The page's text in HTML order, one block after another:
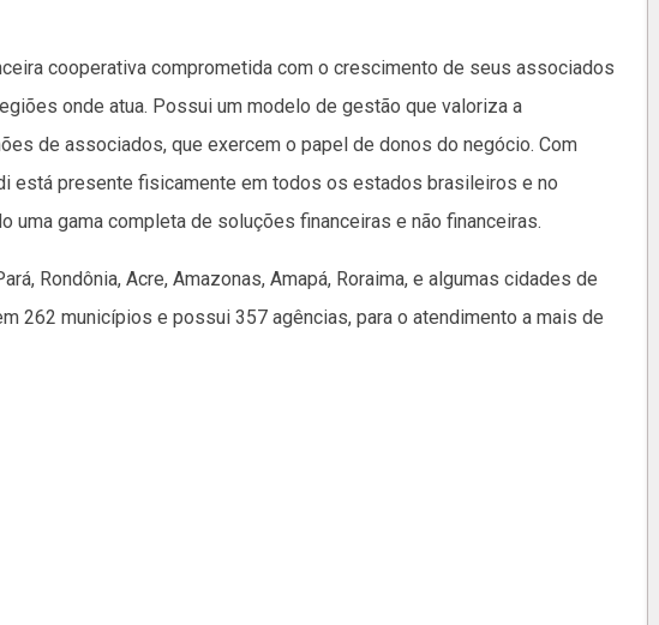
cooperativa comprometida com o crescimento de seus associados
onde atua. Possui um modelo de gestão que valoriza a
de associados, que exercem o papel de donos do negócio. Com
está presente fisicamente em todos os estados brasileiros e no
uma gama completa de soluções financeiras e não financeiras.
Rondônia, Acre, Amazonas, Amapá, Roraima, e algumas cidades de
262 municípios e possui 357 agências, para o atendimento a mais de